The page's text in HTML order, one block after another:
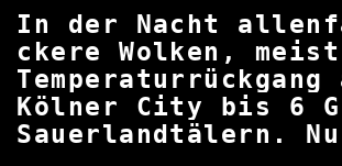
In der Nacht
ckere Wolken,
Kölner City bis 6
Sauerlandtälern.